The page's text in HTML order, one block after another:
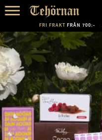
FRI FRAKT FRÅN 700:-